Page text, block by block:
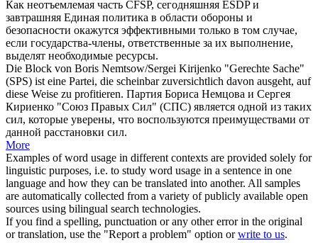
Как неотъемлемая часть CFSP, сегодняшняя ESDP и
завтрашняя Единая политика в области обороны и
безопасности окажутся эффективными только в том случае,
если государства-члены, ответственные за их выполнение,
выделят необходимые ресурсы.
Die Block von Boris Nemtsow/Sergei Kirijenko "Gerechte Sache"
(SPS) ist eine Partei, die scheinbar zuversichtlich davon ausgeht, auf
diese Weise zu profitieren. Партия Бориса Немцова и Сергея
Кириенко "Союз Правых Сил" (СПС) является одной из таких
сил, которые уверены, что воспользуются преимуществами от
данной расстановки сил.
More
Examples of word usage in different contexts are provided solely for
linguistic purposes, i.e. to study word usage in a sentence in one
language and how they can be translated into another. All samples
are automatically collected from a variety of publicly available open
sources using bilingual search technologies.
If you find a spelling, punctuation or any other error in the original
or translation, use the "Report a problem" option orwrite to us.